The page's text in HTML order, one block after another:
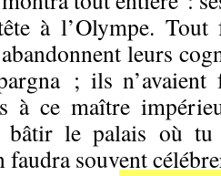
à l’Olympe. Tout
leurs
; ils
à ce maître
bâtir le palais où
faudra souvent